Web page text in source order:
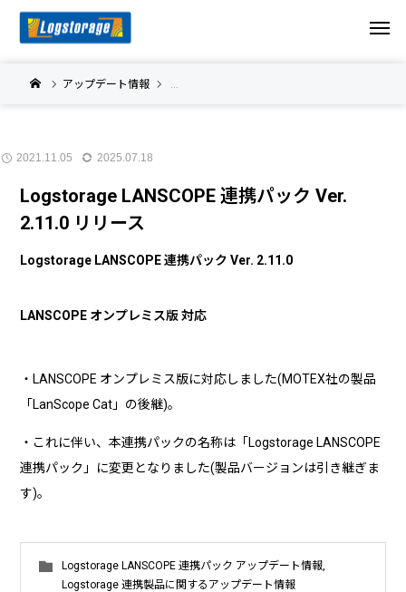
アップデート情報 Logstorage LANSCOPE 連携パック アップデー
2021.11.05 2025.07.18
Logstorage LANSCOPE 連携パック Ver.
2.11.0 リリース
Logstorage LANSCOPE 連携パック Ver. 2.11.0
LANSCOPE オンプレミス版 対応
・LANSCOPE オンプレミス版に対応しました(MOTEX社の製品
「LanScope Cat」の後継)。
・これに伴い、本連携パックの名称は「Logstorage LANSCOPE
連携パック」に変更となりました(製品バージョンは引き継ぎま
す)。
Logstorage LANSCOPE 連携パック アップデート情報
Logstorage 連携製品に関するアップデート情報